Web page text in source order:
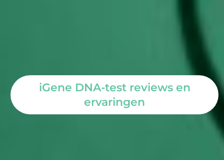
iGene DNA-test reviews en
ervaringen